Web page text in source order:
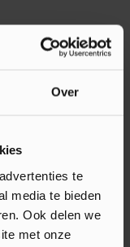
Over
te
media te bieden
Ook delen we
met onze